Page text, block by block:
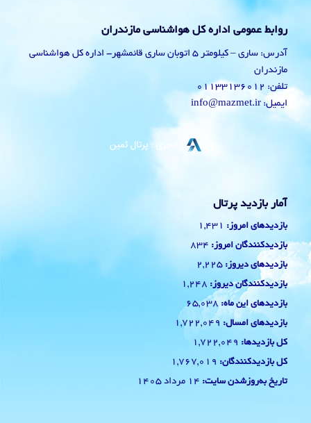
روابط عمومی اداره کل هواشناسی مازندران
آدرس: ساری – کیلومتر 5 اتوبان ساری قائمشهر- اداره کل هواشناسی
مازندران
تلفن: 01133136012
ایمیل: info@mazmet.ir
آمار بازدید پرتال
بازدیدهای امروز: 1,431
بازدیدکنندگان امروز: 834
بازدیدهای دیروز: 2,225
بازدیدکنندگان دیروز: 1,248
بازدیدهای این ماه: 65,038
بازدیدهای امسال: 1,722,049
کل بازدیدها: 1,722,049
کل بازدیدکنند‌گان: 1,767,019
تاریخ به‌روزشدن سایت: 14 مرداد 1405